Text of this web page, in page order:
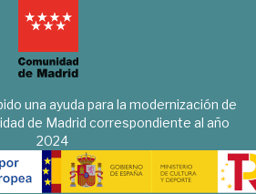
una ayuda para la modernización de
de Madrid correspondiente al año
2024